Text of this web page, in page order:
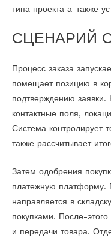
типа проекта а-также
СЦЕНАРИЙ
Процесс заказа
помещает позицию в
подтверждению заявки.
контактные поля,
Система контролирует
также рассчитывает
Затем одобрения
платежную платформу.
направляется в
покупками. После-этого
и передачи товара.